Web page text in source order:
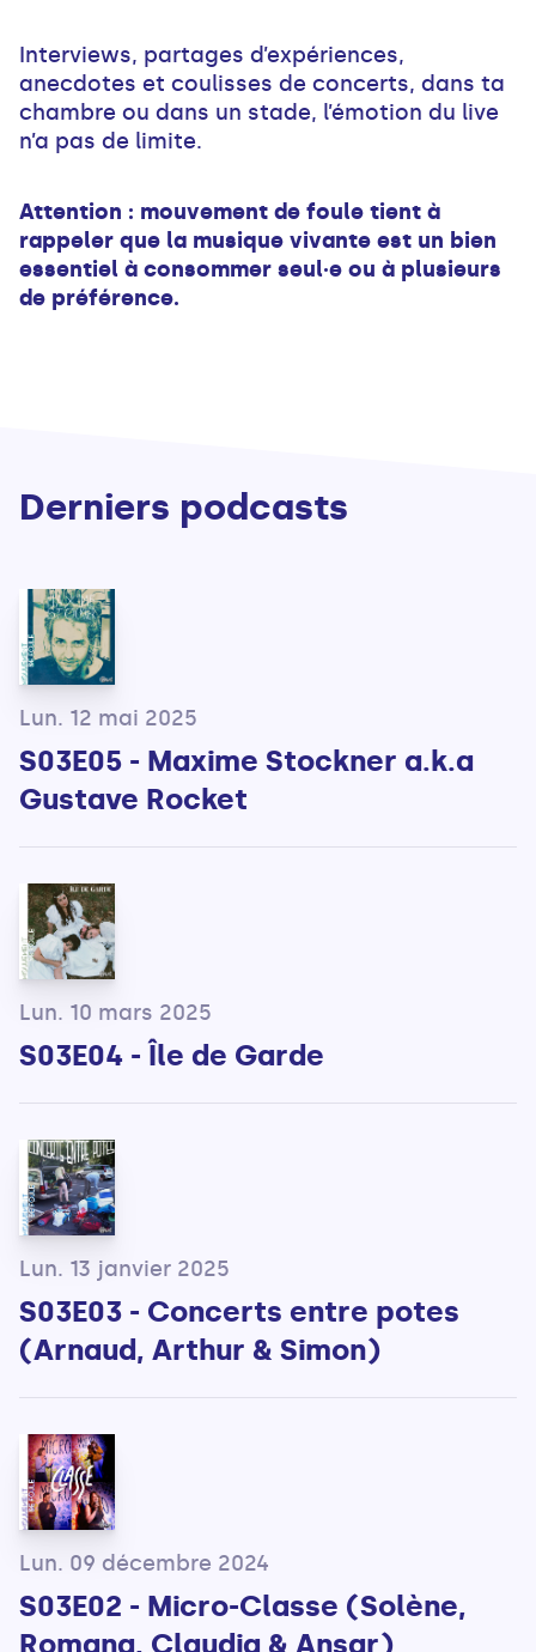
Interviews, partages d’expériences,
anecdotes et coulisses de concerts, dans ta
chambre ou dans un stade, l’émotion du live
n’a pas de limite.
Attention : mouvement de foule tient à
rappeler que la musique vivante est un bien
essentiel à consommer seul·e ou à plusieurs
de préférence.
Derniers podcasts
Lun. 12 mai 2025
S03E05 - Maxime Stockner a.k.a
Gustave Rocket
Lun. 10 mars 2025
S03E04 - Île de Garde
Lun. 13 janvier 2025
S03E03 - Concerts entre potes
(Arnaud, Arthur & Simon)
Lun. 09 décembre 2024
S03E02 - Micro-Classe (Solène,
Romana, Claudia & Ansar)